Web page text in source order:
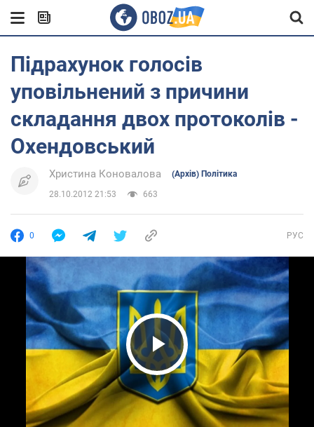
Підрахунок голосів
уповільнений з причини
складання двох протоколів -
Охендовський
Христина Коновалова (Архів) Політика
28.10.2012 21:53 663
0 РУС
Play Video